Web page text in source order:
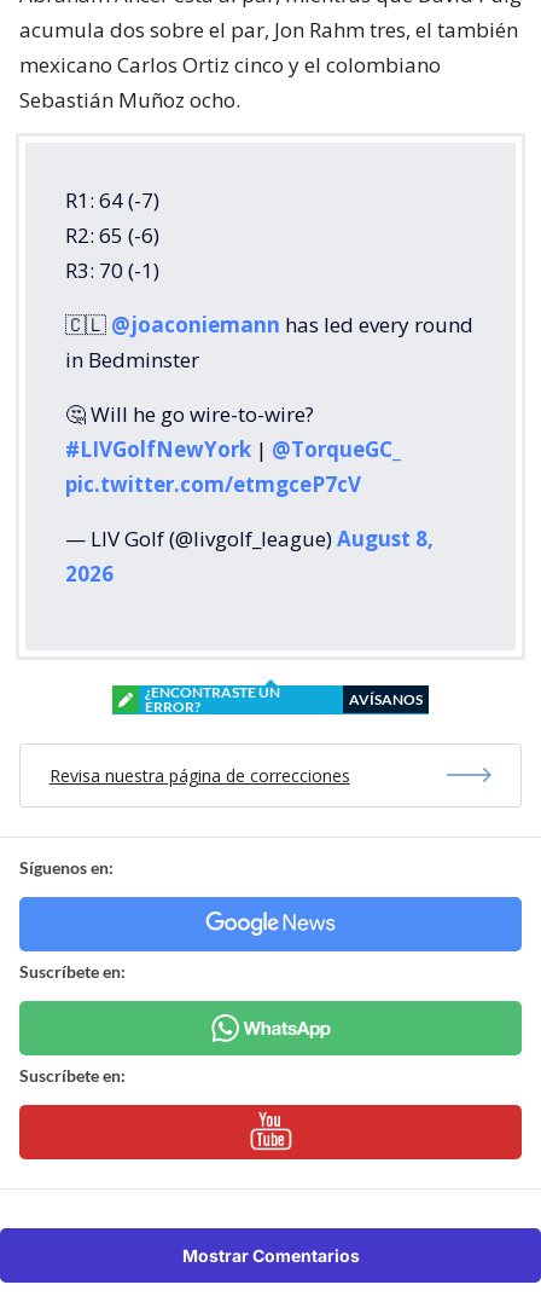
acumula dos sobre el par, Jon Rahm tres, el también
mexicano Carlos Ortiz cinco y el colombiano
Sebastián Muñoz ocho.
R1: 64 (-7)
R2: 65 (-6)
R3: 70 (-1)
🇨🇱 @joaconiemann has led every round
in Bedminster
🤔 Will he go wire-to-wire?
#LIVGolfNewYork | @TorqueGC_
pic.twitter.com/etmgceP7cV
— LIV Golf (@livgolf_league)August 8,
2026
¿ENCONTRASTE UN
ERROR?
AVÍSANOS
Revisa nuestra página de correcciones
Síguenos en:
Suscríbete en:
Suscríbete en:
Mostrar Comentarios